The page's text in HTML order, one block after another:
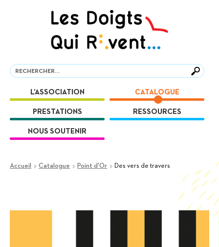
Recherche
Recherche
L’ASSOCIATION CATALOGUE
PRESTATIONS RESSOURCES
NOUS SOUTENIR
Accueil Catalogue Point d'Or Des vers de travers